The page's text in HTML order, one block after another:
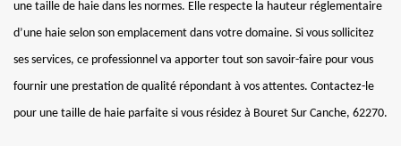
une taille de haie dans les normes. Elle respecte la hauteur réglementaire
d’une haie selon son emplacement dans votre domaine. Si vous sollicitez
ses services, ce professionnel va apporter tout son savoir-faire pour vous
fournir une prestation de qualité répondant à vos attentes. Contactez-le
pour une taille de haie parfaite si vous résidez à Bouret Sur Canche, 62270.